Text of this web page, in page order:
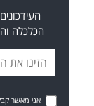
הכלכלה
אני מאשר